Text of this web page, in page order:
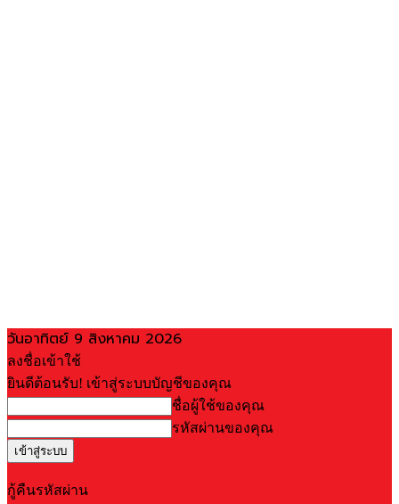
วันอาทิตย์ 9 สิงหาคม 2026
ลงชื่อเข้าใช้
ยินดีต้อนรับ! เข้าสู่ระบบบัญชีของคุณ
ชื่อผู้ใช้ของคุณ
รหัสผ่านของคุณ
กู้คืนรหัสผ่าน